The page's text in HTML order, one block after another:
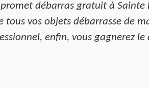
débarras gratuit à Sainte
vos objets débarrasse de
enfin, vous gagnerez